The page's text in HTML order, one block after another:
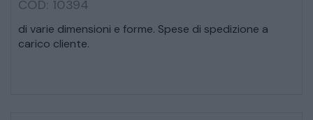
COD: 10394
di varie dimensioni e forme. Spese di spedizione a
carico cliente.